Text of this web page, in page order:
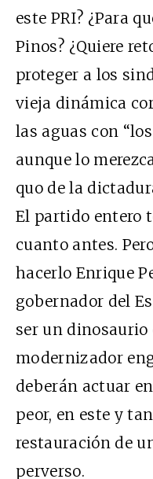
este PRI? ¿Para
Pinos? ¿Quiere
proteger a los
vieja dinámica
las aguas con
aunque lo
quo de la
El partido entero
cuanto antes.
hacerlo Enrique
gobernador del
ser un dinosaurio
modernizador
deberán actuar
peor, en este y
restauración de
perverso.